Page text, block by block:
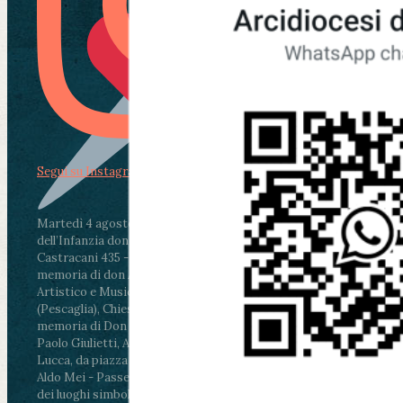
Martedì 4 agosto2026
ore 11:30 - Lucca, Scuola
dell’Infanzia don Aldo Mei - Viale Castruccio
Castracani 435 - Inaugurazione murales in
memoria di don Aldo Mei curato dal Liceo
Artistico e Musicale “Passaglia”
ore 18 - Fiano
(Pescaglia), Chiesa parrocchiale - Messa in
memoria di Don Aldo Mei celebrata da mons.
Paolo Giulietti, Arcivescovo di Lucca
ore 20.30 -
Lucca, da piazza San Michele al Cippo di don
Aldo Mei - Passeggiata della Memoria in alcuni
dei luoghi simbolo della città. Ritrovo alle ore
Segui su Instagram